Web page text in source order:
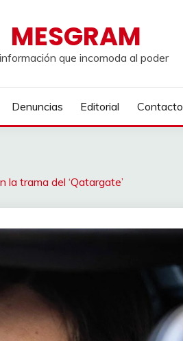
MESGRAM
que incomoda al poder
Denuncias Editorial Contacto
la trama del ‘Qatargate’